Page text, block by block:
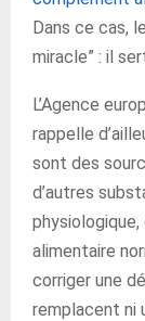
Dans ce cas,
miracle” : il
L’Agence
rappelle
sont des
d’autres
alimentaire
corriger une
remplacent ni